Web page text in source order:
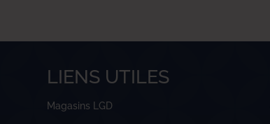
LIENS UTILES
Magasins LGD